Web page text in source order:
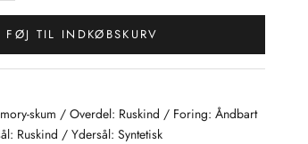
FØJ TIL INDKØBSKURV
skum / Overdel: Ruskind / Foring: Åndbart
Ruskind / Ydersål: Syntetisk